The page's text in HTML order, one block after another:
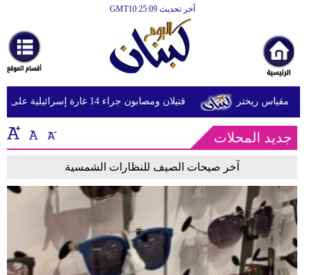
آخر تحديث GMT10:25:09
أخبارعاجلة
رياضة
ثقافة
إقتصاد
وموسيقى
صحة
وتغذية
قتيلان ومصابون جراء 14 غارة إسرائيلية على شرق وجنوب لبنان
جديد المحلات
آخر صيحات الصيف للنظارات الشمسية